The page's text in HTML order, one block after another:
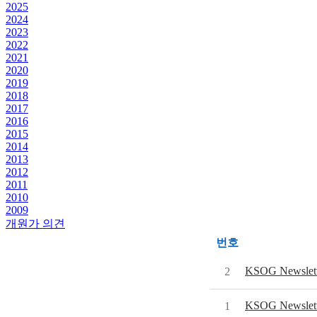
2025
2024
2023
2022
2021
2020
2019
2018
2017
2016
2015
2014
2013
2012
2011
2010
2009
개원가 의견
번호
2 KSOG
1 KSOG